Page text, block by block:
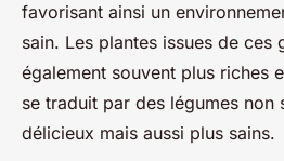
favorisant ainsi un
sain. Les plantes issues de ces
également souvent plus riches
se traduit par des légumes non
délicieux mais aussi plus sains.